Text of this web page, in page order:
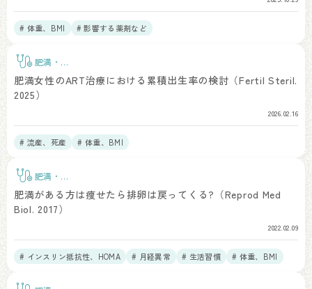
# 体重、BMI # 影響する薬剤など
肥満・
BMI
肥満女性のART治療における累積出生率の検討（Fertil Steril.
2025）
2026.02.16
# 流産、死産 # 体重、BMI
肥満・
肥満がある方は痩せたら排卵は戻ってくる?（Reprod Med
Biol. 2017）
2022.02.09
# インスリン抵抗性、HOMA # 月経異常 # 生活習慣 # 体重、BMI